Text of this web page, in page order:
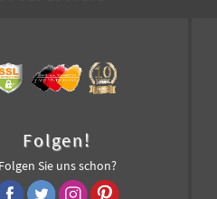
Folgen!
Folgen Sie uns schon?